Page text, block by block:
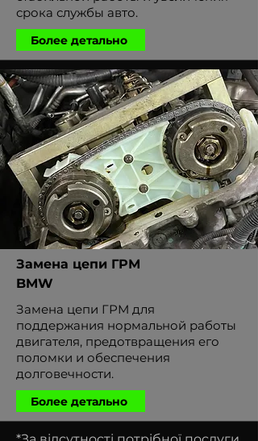
срока службы авто.
Более детально
Замена цепи ГРМ
BMW
Замена цепи ГРМ для
поддержания нормальной работы
двигателя, предотвращения его
поломки и обеспечения
долговечности.
Более детально